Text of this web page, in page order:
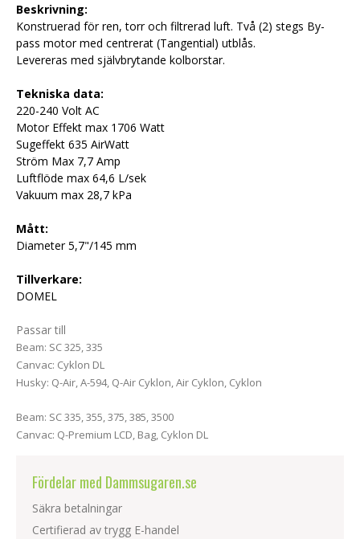
Beskrivning:
Konstruerad för ren, torr och filtrerad luft. Två (2) stegs By-
pass motor med centrerat (Tangential) utblås.
Levereras med självbrytande kolborstar.
Tekniska data:
220-240 Volt AC
Motor Effekt max 1706 Watt
Sugeffekt 635 AirWatt
Ström Max 7,7 Amp
Luftflöde max 64,6 L/sek
Vakuum max 28,7 kPa
Mått:
Diameter 5,7"/145 mm
Tillverkare:
DOMEL
Passar till
Beam: SC 325, 335
Canvac: Cyklon DL
Husky: Q-Air, A-594, Q-Air Cyklon, Air Cyklon, Cyklon
Beam: SC 335, 355, 375, 385, 3500
Canvac: Q-Premium LCD, Bag, Cyklon DL
Fördelar med Dammsugaren.se
Säkra betalningar
Certifierad av trygg E-handel